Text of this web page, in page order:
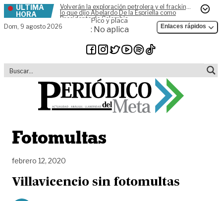
Skip to content
ÚLTIMA
HORA
Volverán la exploración petrolera y el fracking,
lo que dijo Abelardo De la Espriella como
Presidente de Colombia
Dom, 9 agosto 2026
Pico y placa
: No aplica Enlaces rápidos
Fotomultas
febrero 12, 2020
Villavicencio sin fotomultas